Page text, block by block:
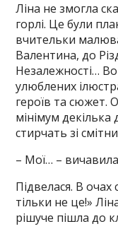
Ліна не змогла
горлі. Це були
вчительки
Валентина, до
Незалежності…
улюблених
героїв та сюжет.
мінімум
стирчать зі
– Мої… – вичавила
Підвелася. В
тільки не це!»
рішуче пішла до